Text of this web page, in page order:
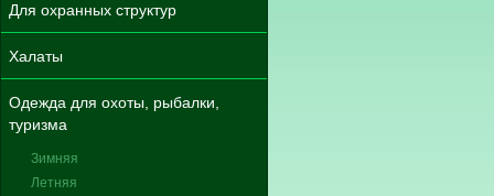
Для охранных структур
Халаты
Одежда для охоты, рыбалки,
туризма
Зимняя
Летняя